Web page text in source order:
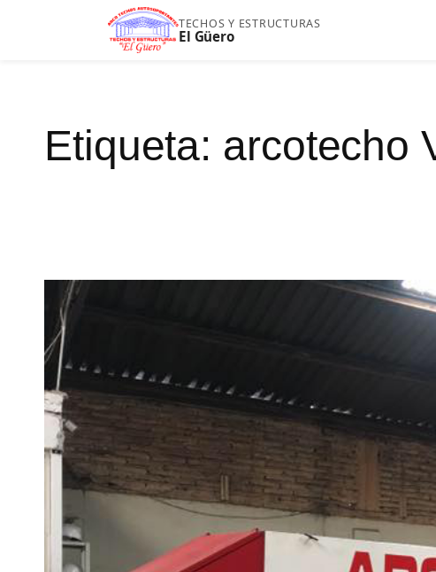
TECHOS Y ESTRUCTURAS
El Güero
Etiqueta: arcotecho